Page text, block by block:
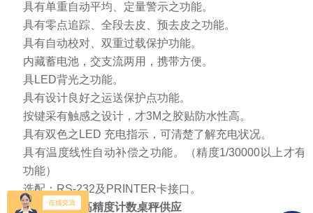
具有单重自动平均、定量警示之功能。
具有零点追踪、全段去皮、预去皮之功能。
具有自动校对、双重过载保护功能。
内藏蓄电池，交支流两用，携带方便。
具LED背光之功能。
具有设计良好之运送保护点功能。
按键采有触感之设计，才3M之胶贴防水性高。
具有双色之LED 充电指示，可清楚了解充电状况。
具有温度线性自动补偿之功能。（精度1/30000以上才有
功能）
选配：RS-232及PRINTER卡接口。
ALH-G系列高精度计数桌秤供应